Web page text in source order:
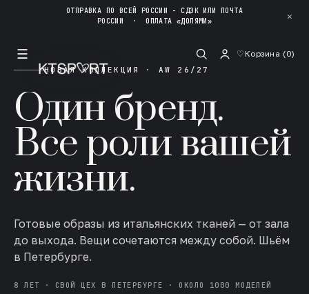
ОТПРАВКА ПО ВСЕЙ РОССИИ - СДЭК ИЛИ ПОЧТА
РОССИИ ·ОПЛАТА «ДОЛЯМИ» ✕
☰ ♡Корзина (0)
НОВАЯ КОЛЛЕКЦИЯ · AW 26/27
Один бренд.
Все роли вашей
жизни.
Готовые образы из итальянских тканей — от зала
до выхода. Вещи сочетаются между собой. Шьём
в Петербурге.
8 ЛЕТ · СВОЙ ЦЕХ В ПЕТЕРБУРГЕ · ОКОЛО 1000 МОДЕЛЕЙ